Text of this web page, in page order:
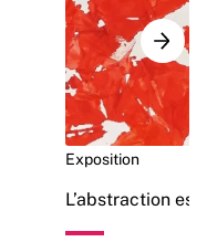
L’abstraction
Exposition